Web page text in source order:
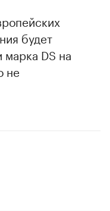
будет
DS на
не